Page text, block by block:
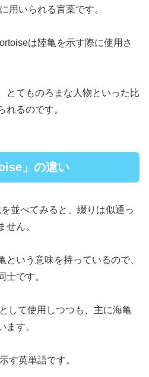
用いられる言葉です。
は陸亀を示す際に使用さ
とてものろまな人物といった比
れるのです。
」の違い
並べてみると、綴りは似通っ
せん。
という意味を持っているので、
士です。
して使用しつつも、主に海亀
ます。
す英単語です。